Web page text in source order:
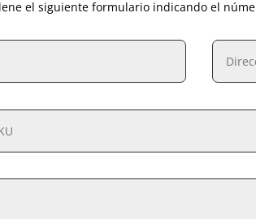
el siguiente formulario indicando el